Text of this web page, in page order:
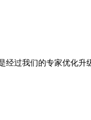
经过我们的专家优化升